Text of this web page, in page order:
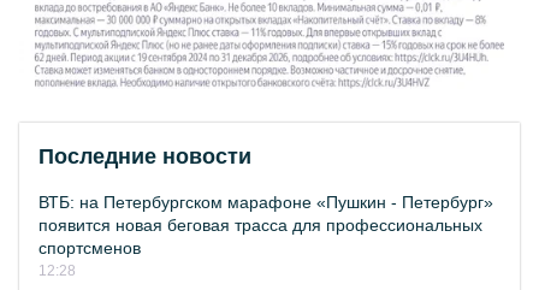
Последние новости
ВТБ: на Петербургском марафоне «Пушкин - Петербург»
появится новая беговая трасса для профессиональных
спортсменов
12:28